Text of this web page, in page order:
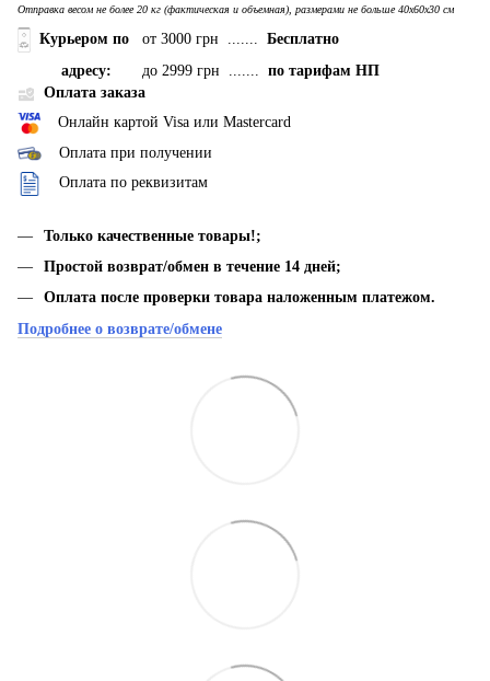
Отправка весом не более 20 кг (фактическая и объемная), размерами не больше 40х60х30 см
Курьером по от 3000 грн ....... Бесплатно
адресу: до 2999 грн ....... по тарифам НП
Оплата заказа
Онлайн картой Visa или Mastercard
Оплата при получении
Оплата по реквизитам
Только качественные товары!;
Простой возврат/обмен в течение 14 дней;
Оплата после проверки товара наложенным платежом.
Подробнее о возврате/обмене